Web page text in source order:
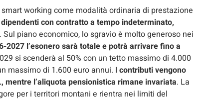
working come modalità ordinaria di prestazione
dipendenti con contratto a tempo indeterminato,
. Sul piano economico, lo sgravio è molto generoso nei
2027 l’esonero sarà totale e potrà arrivare fino a
si scenderà al 50% con un tetto massimo di 4.000
massimo di 1.600 euro annui. I contributi vengono
l’aliquota pensionistica rimane invariata. La
per i territori montani e rientra nei limiti del